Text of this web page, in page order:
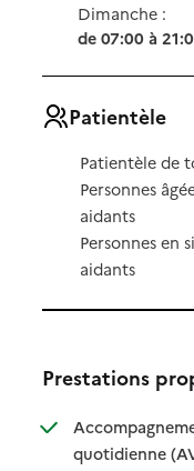
Dimanche :
de 07:00 à
Patientèle
Patientèle de
Personnes
aidants
Personnes en
aidants
Prestations
quotidienne
:
: